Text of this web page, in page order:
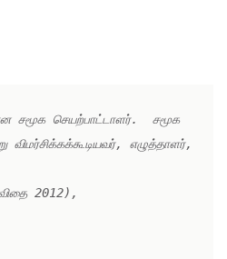
சமூக செயற்பாட்டாளர்.  சமூக
விமர்சிக்கக்கூடியவர், எழுத்தாளர்,
2012),